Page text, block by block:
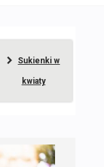
Sukienki w
kwiaty